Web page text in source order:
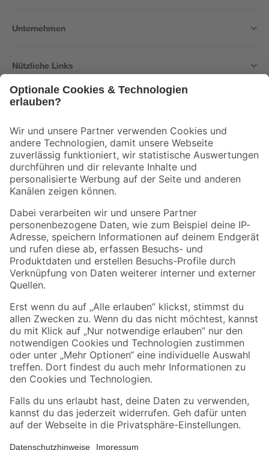
Unternehmen
Nützliche Links
Der toom Newsletter: Keine Angebote und Aktionen mehr verpassen!
Zur Newsletter Anmeldung
Folge uns
Zahlungsarten Versandarten
Sicher einkaufen
Jetzt die toom-App herunterladen
Alle Preisangaben in EUR inkl. gesetzl. MwSt.. Die dargestellten Angebote sind unter
Umständen nicht in allen Märkten verfügbar. Die angegebenen Verfügbarkeiten beziehen
Produkte nur solange der Vorrat reicht.